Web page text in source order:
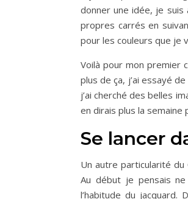
donner une idée, je suis
propres carrés en
pour les couleurs que je
Voilà pour mon premier
plus de ça, j’ai essayé
j’ai cherché des belles
en dirais plus la semaine
Se lancer
Un autre particularité
Au début je pensais
l’habitude du